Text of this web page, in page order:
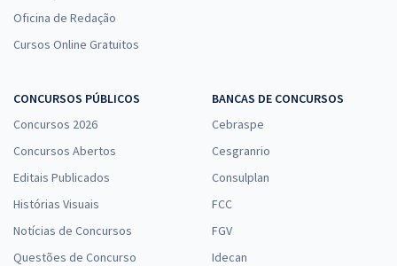
Oficina de Redação
Cursos Online Gratuitos
CONCURSOS PÚBLICOS
Concursos 2026
Concursos Abertos
Editais Publicados
Histórias Visuais
Notícias de Concursos
Questões de Concurso
BANCAS DE CONCURSOS
Cebraspe
Cesgranrio
Consulplan
FCC
FGV
Idecan